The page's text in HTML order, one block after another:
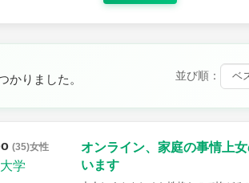
かりました。 並び順：
(35)女性
学
オンライン、家庭の事情上
います